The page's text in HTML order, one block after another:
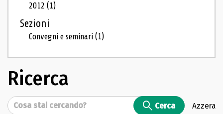
2012(1)
Sezioni
Convegni e seminari(1)
Ricerca
Cerca Cerca Azzera